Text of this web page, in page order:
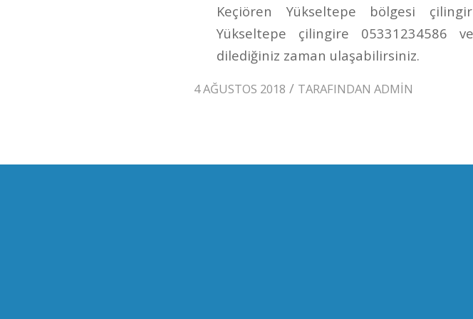
Keçiören Yükseltepe bölgesi
Yükseltepe çilingire 05331234586
dilediğiniz zaman ulaşabilirsiniz.
4 AĞUSTOS 2018 / TARAFINDAN ADMIN